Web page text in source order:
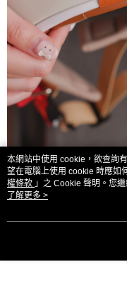
本網站中使用 cookie，欲查詢
望在電腦上使用 cookie 時應如
權條款 」之 Cookie 聲明。您
用條款之 Cookie 聲明使用
了解更多 >